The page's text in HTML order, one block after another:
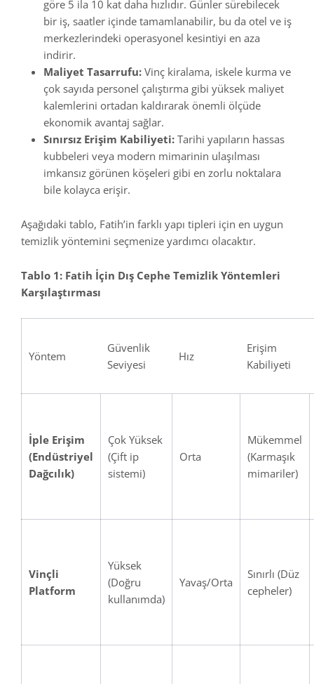
göre 5 ila 10 kat daha hızlıdır. Günler sürebilecek
bir iş, saatler içinde tamamlanabilir, bu da otel ve iş
merkezlerindeki operasyonel kesintiyi en aza
indirir.
Maliyet Tasarrufu: Vinç kiralama, iskele kurma ve
çok sayıda personel çalıştırma gibi yüksek maliyet
kalemlerini ortadan kaldırarak önemli ölçüde
ekonomik avantaj sağlar.
Sınırsız Erişim Kabiliyeti: Tarihi yapıların hassas
kubbeleri veya modern mimarinin ulaşılması
imkansız görünen köşeleri gibi en zorlu noktalara
bile kolayca erişir.
Aşağıdaki tablo, Fatih’in farklı yapı tipleri için en uygun
temizlik yöntemini seçmenize yardımcı olacaktır.
Tablo 1: Fatih İçin Dış Cephe Temizlik Yöntemleri
Karşılaştırması
Yöntem
Güvenlik
Seviyesi
Hız
Erişim
Kabiliyeti
İple Erişim
(Endüstriyel
Dağcılık)
Çok Yüksek
(Çift ip
sistemi)
Orta
Mükemmel
(Karmaşık
mimariler)
Vinçli
Platform
Yüksek
(Doğru
kullanımda)
Yavaş/Orta
Sınırlı (Düz
cepheler)